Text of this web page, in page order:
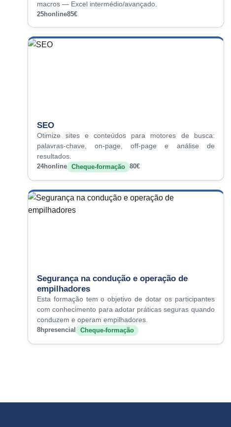
macros — Excel intermédio/avançado.
25honline85€
SEO
Otimize sites e conteúdos para motores de busca:
palavras-chave, on-page, off-page e análise de
resultados.
24honline Cheque-formação 80€
Segurança na condução e operação de
empilhadores
Esta formação tem o objetivo de dotar os participantes
com conhecimento para adotar práticas seguras quando
conduzem e operam empilhadores.
8hpresencial Cheque-formação